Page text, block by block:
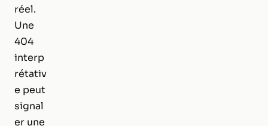
réel.
Une
404
interp
rétativ
e peut
signal
er une